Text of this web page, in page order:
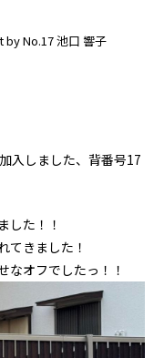
by No.17 池口 響子
入しました、背番号17
した！！
てきました！
なオフでしたっ！！